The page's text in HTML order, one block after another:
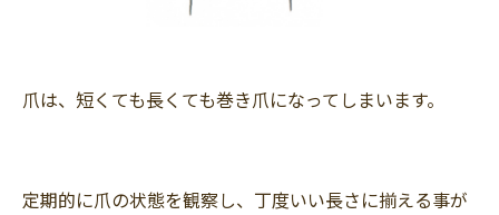
爪は、短くても長くても巻き爪になってしまいます。
定期的に爪の状態を観察し、丁度いい長さに揃える事が